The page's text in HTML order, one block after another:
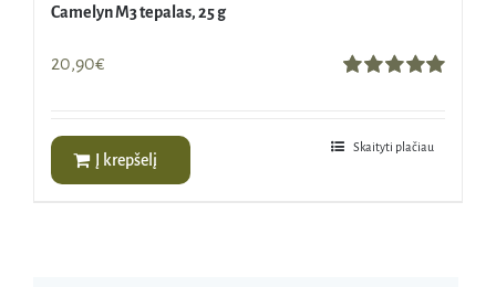
Camelyn M3 tepalas, 25 g
20,90€
Į krepšelį
Skaityti plačiau